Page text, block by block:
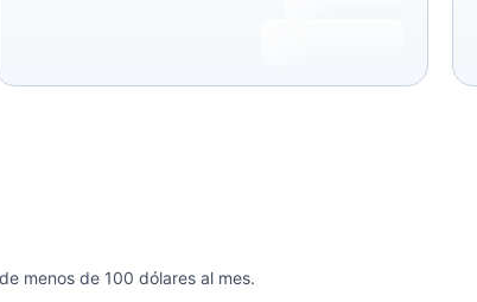
menos de 100 dólares al mes.